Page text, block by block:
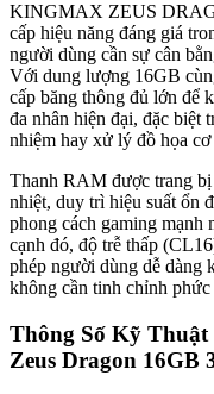
KINGMAX ZEUS
cấp hiệu năng đáng giá
người dùng cần sự cân
Với dung lượng 16GB
cấp băng thông đủ lớn để
đa nhân hiện đại, đặc biệt
nhiệm hay xử lý đồ họa cơ
Thanh RAM được trang
nhiệt, duy trì hiệu suất ổn
phong cách gaming mạnh
cạnh đó, độ trễ thấp
phép người dùng dễ dàng
không cần tinh chỉnh
Thông Số Kỹ
Zeus Dragon 16GB